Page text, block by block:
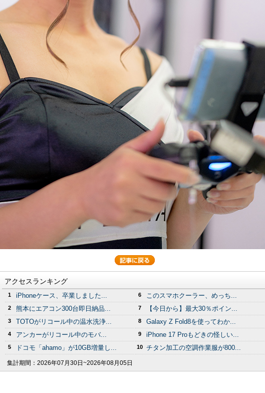
アクセスランキング
1 iPhoneケース、卒業しました...
2 熊本にエアコン300台即日納品...
3 TOTOがリコール中の温水洗浄...
4 アンカーがリコール中のモバ...
5 ドコモ「ahamo」が10GB増量し...
6 このスマホクーラー、めっち...
7 【今日から】最大30％ポイン...
8 Galaxy Z Fold8を使ってわか...
9 iPhone 17 Proもどきの怪しい...
10 チタン加工の空調作業服が800...
集計期間： 2026年07月30日~2026年08月05日